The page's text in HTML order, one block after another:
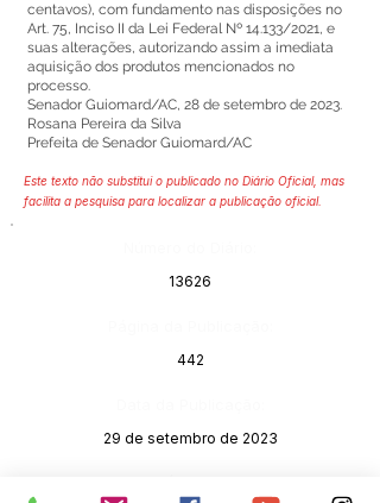
centavos), com fundamento nas disposições no
Art. 75, Inciso II da Lei Federal Nº 14.133/2021, e
suas alterações, autorizando assim a imediata
aquisição dos produtos mencionados no
processo.
Senador Guiomard/AC, 28 de setembro de 2023.
Rosana Pereira da Silva
Prefeita de Senador Guiomard/AC
Este texto não substitui o publicado no Diário Oficial, mas
facilita a pesquisa para localizar a publicação oficial.
13626
442
29 de setembro de 2023